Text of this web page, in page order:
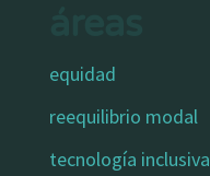
equidad
reequilibrio modal
tecnología inclusiva